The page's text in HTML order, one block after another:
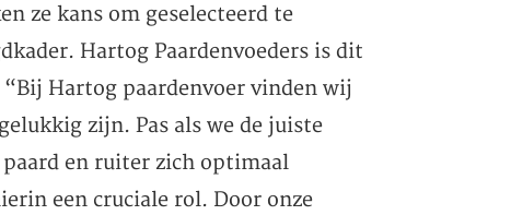
ze kans om geselecteerd te
Hartog Paardenvoeders is dit
Hartog paardenvoer vinden wij
zijn. Pas als we de juiste
en ruiter zich optimaal
een cruciale rol. Door onze